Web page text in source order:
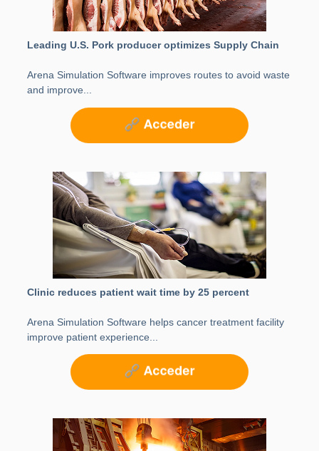
Leading U.S. Pork producer optimizes Supply Chain
Arena Simulation Software improves routes to avoid waste
and improve...
Clinic reduces patient wait time by 25 percent
Arena Simulation Software helps cancer treatment facility
improve patient experience...